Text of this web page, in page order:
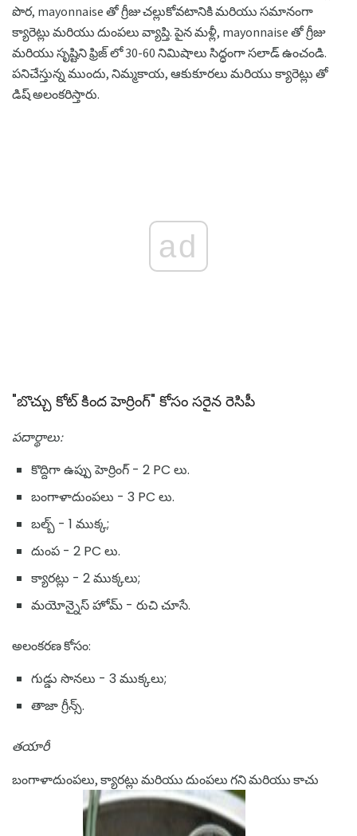
పొర, mayonnaise తో గ్రీజు చల్లుకోవటానికి మరియు సమానంగా
క్యారెట్లు మరియు దుంపలు వ్యాప్తి. పైన మళ్లీ, mayonnaise తో గ్రీజు
మరియు సృష్టిని ఫ్రిజ్ లో 30-60 నిమిషాలు సిద్ధంగా సలాడ్ ఉంచండి.
పనిచేస్తున్న ముందు, నిమ్మకాయ, ఆకుకూరలు మరియు క్యారెట్లు తో
డిష్ అలంకరిస్తారు.
ad
"బొచ్చు కోట్ కింద హెర్రింగ్" కోసం సరైన రెసిపీ
పదార్థాలు:
కొద్దిగా ఉప్పు హెర్రింగ్ - 2 PC లు.
బంగాళాదుంపలు - 3 PC లు.
బల్బ్ - 1 ముక్క;
దుంప - 2 PC లు.
క్యారట్లు - 2 ముక్కలు;
మయోన్నైస్ హోమ్ - రుచి చూసే.
అలంకరణ కోసం:
గుడ్డు సొనలు - 3 ముక్కలు;
తాజా గ్రీన్స్.
తయారీ
బంగాళాదుంపలు, క్యారట్లు మరియు దుంపలు గని మరియు కాచు